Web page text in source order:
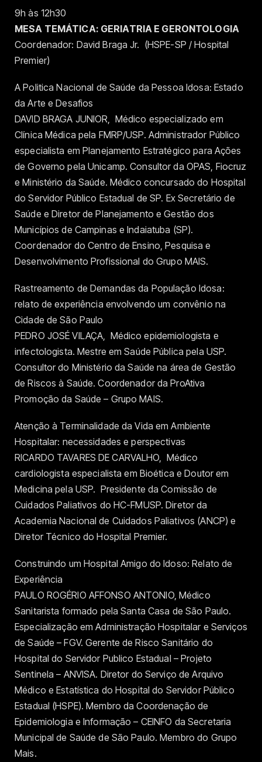
9h às 12h30
MESA TEMÁTICA: GERIATRIA E GERONTOLOGIA
Coordenador: David Braga Jr. (HSPE-SP / Hospital
Premier)
A Politica Nacional de Saúde da Pessoa Idosa: Estado
da Arte e Desafios
DAVID BRAGA JUNIOR, Médico especializado em
Clínica Médica pela FMRP/USP. Administrador Público
especialista em Planejamento Estratégico para Ações
de Governo pela Unicamp. Consultor da OPAS, Fiocruz
e Ministério da Saúde. Médico concursado do Hospital
do Servidor Público Estadual de SP. Ex Secretário de
Saúde e Diretor de Planejamento e Gestão dos
Municípios de Campinas e Indaiatuba (SP).
Coordenador do Centro de Ensino, Pesquisa e
Desenvolvimento Profissional do Grupo MAIS.
Rastreamento de Demandas da População Idosa:
relato de experiência envolvendo um convênio na
Cidade de São Paulo
PEDRO JOSÉ VILAÇA, Médico epidemiologista e
infectologista. Mestre em Saúde Pública pela USP.
Consultor do Ministério da Saúde na área de Gestão
de Riscos à Saúde. Coordenador da ProAtiva
Promoção da Saúde – Grupo MAIS.
Atenção à Terminalidade da Vida em Ambiente
Hospitalar: necessidades e perspectivas
RICARDO TAVARES DE CARVALHO, Médico
cardiologista especialista em Bioética e Doutor em
Medicina pela USP. Presidente da Comissão de
Cuidados Paliativos do HC-FMUSP. Diretor da
Academia Nacional de Cuidados Paliativos (ANCP) e
Diretor Técnico do Hospital Premier.
Construindo um Hospital Amigo do Idoso: Relato de
Experiência
PAULO ROGÉRIO AFFONSO ANTONIO, Médico
Sanitarista formado pela Santa Casa de São Paulo.
Especialização em Administração Hospitalar e Serviços
de Saúde – FGV. Gerente de Risco Sanitário do
Hospital do Servidor Publico Estadual – Projeto
Sentinela – ANVISA. Diretor do Serviço de Arquivo
Médico e Estatística do Hospital do Servidor Público
Estadual (HSPE). Membro da Coordenação de
Epidemiologia e Informação – CEINFO da Secretaria
Municipal de Saúde de São Paulo. Membro do Grupo
Mais.